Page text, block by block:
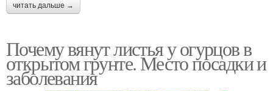
читать дальше →
Почему вянут листья у огурцов в
открытом грунте. Место посадки и
заболевания